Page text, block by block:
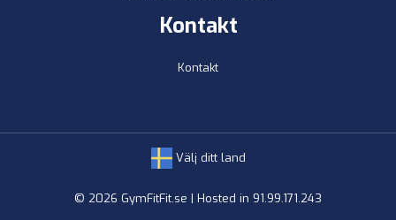
Kontakt
Kontakt
Välj ditt land
© 2026 GymFitFit.se | Hosted in 91.99.171.243